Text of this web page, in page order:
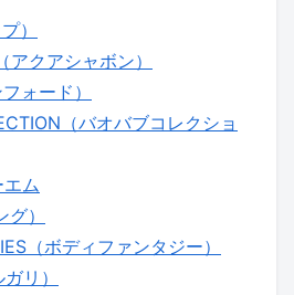
）
アクアシャボン）
ォード）
（バオバブコレクショ
ム
）
（ボディファンタジー）
リ）